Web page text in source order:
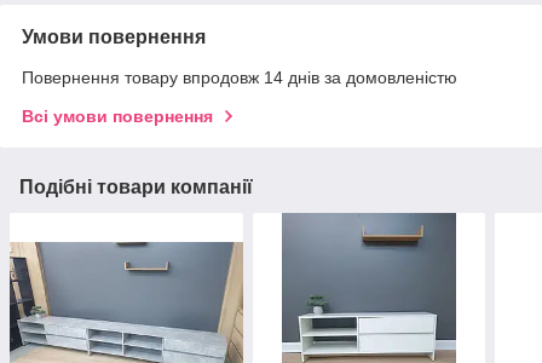
Умови повернення
Повернення товару впродовж 14 днів за домовленістю
Всі умови повернення
Подібні товари компанії